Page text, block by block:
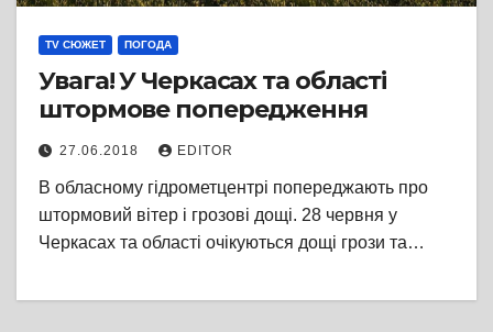
TV СЮЖЕТ ПОГОДА
Увага! У Черкасах та області
штормове попередження
27.06.2018 EDITOR
В обласному гідрометцентрі попереджають про
штормовий вітер і грозові дощі. 28 червня у
Черкасах та області очікуються дощі грози та…